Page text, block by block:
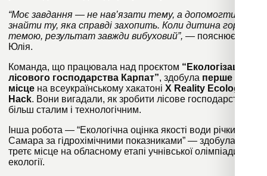
“Моє завдання — не нав’язати тему, а допомогти
знайти ту, яка справді захопить. Коли дитина горить
темою, результат завжди вибуховий”, — пояснює
Юлія.
Команда, що працювала над проєктом “Екологізація
лісового господарства Карпат”, здобула перше
місце на всеукраїнському хакатоні X Reality Ecological
Hack. Вони вигадали, як зробити лісове господарство
більш сталим і технологічним.
Інша робота — “Екологічна оцінка якості води річки
Самара за гідрохімічними показниками” — здобула
третє місце на обласному етапі учнівської олімпіади з
екології.